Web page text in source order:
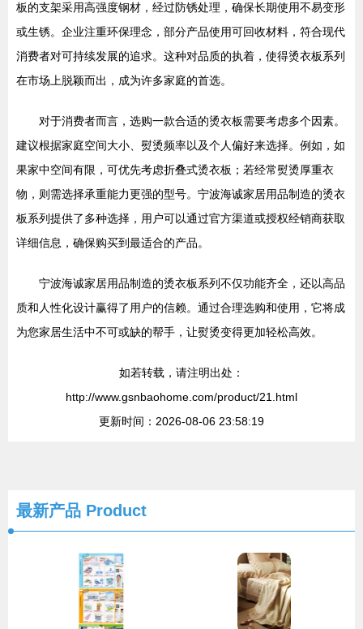
板的支架采用高强度钢材，经过防锈处理，确保长期使用不易变形
或生锈。企业注重环保理念，部分产品使用可回收材料，符合现代
消费者对可持续发展的追求。这种对品质的执着，使得烫衣板系列
在市场上脱颖而出，成为许多家庭的首选。
对于消费者而言，选购一款合适的烫衣板需要考虑多个因素。
建议根据家庭空间大小、熨烫频率以及个人偏好来选择。例如，如
果家中空间有限，可优先考虑折叠式烫衣板；若经常熨烫厚重衣
物，则需选择承重能力更强的型号。宁波海诚家居用品制造的烫衣
板系列提供了多种选择，用户可以通过官方渠道或授权经销商获取
详细信息，确保购买到最适合的产品。
宁波海诚家居用品制造的烫衣板系列不仅功能齐全，还以高品
质和人性化设计赢得了用户的信赖。通过合理选购和使用，它将成
为您家居生活中不可或缺的帮手，让熨烫变得更加轻松高效。
如若转载，请注明出处：
http://www.gsnbaohome.com/product/21.html
更新时间：2026-08-06 23:58:19
最新产品 Product